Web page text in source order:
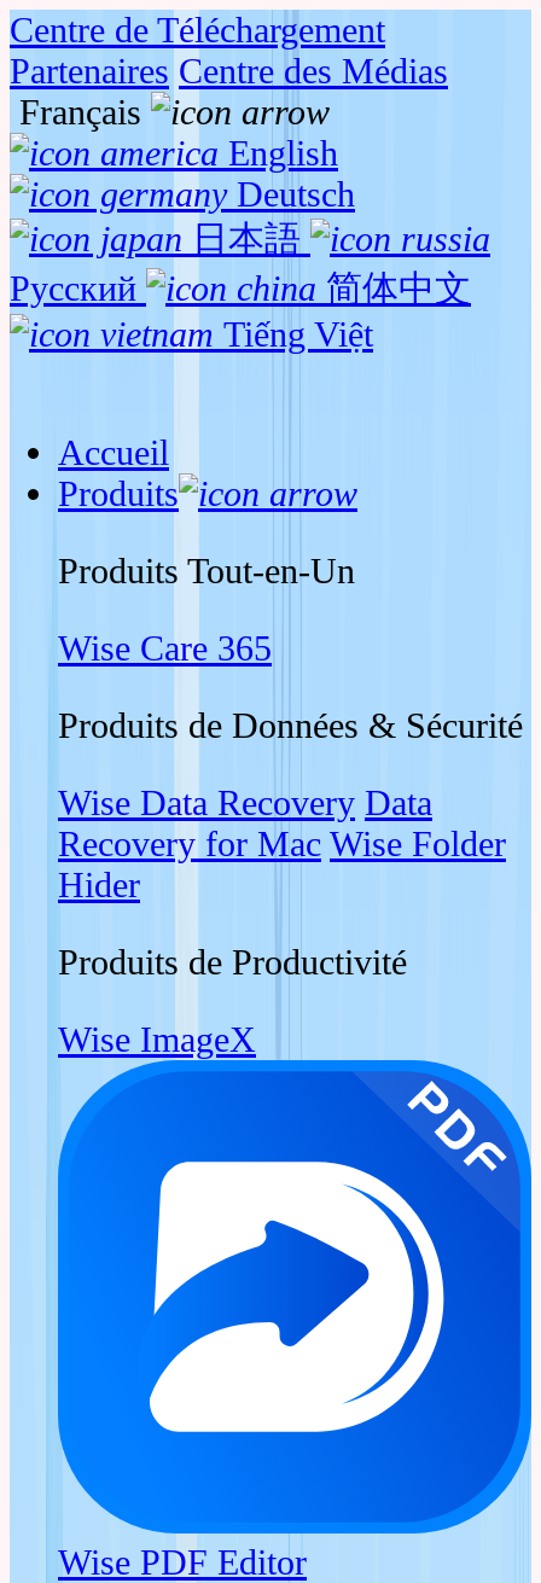
Centre de Téléchargement
Partenaires Centre des Médias
Français
English
Deutsch
日本語
Русский
简体中文
Tiếng Việt
Accueil
Produits
Produits Tout-en-Un
Wise Care 365
Produits de Données & Sécurité
Wise Data Recovery Data
Recovery for Mac Wise Folder
Hider
Produits de Productivité
Wise ImageX
Wise PDF Editor